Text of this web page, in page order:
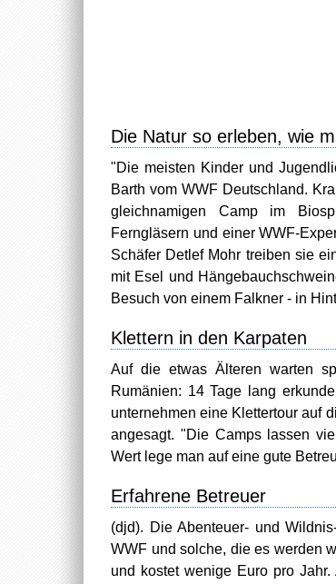
Die Natur so erleben, wie
"Die meisten Kinder und
Barth vom WWF Deutschland.
gleichnamigen Camp im
Ferngläsern und einer WWF-
Schäfer Detlef Mohr treiben sie
mit Esel und
Besuch von einem Falkner - in
Klettern in den Karpaten
Auf die etwas Älteren warten
Rumänien: 14 Tage lang
unternehmen eine Klettertour auf
angesagt. "Die Camps lassen
Wert lege man auf eine gute
Erfahrene Betreuer
(djd). Die Abenteuer- und
WWF und solche, die es werden
und kostet wenige Euro pro